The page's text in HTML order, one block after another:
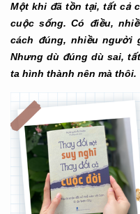
Một khi đã tồn tại, tất cả
cuộc sống. Có điều,
cách đúng, nhiều người
Nhưng dù đúng dù sai,
ta hình thành nên mà thôi.